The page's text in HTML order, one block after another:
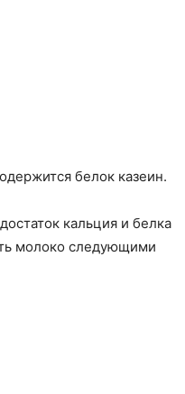
белок казеин.
кальция и белка
молоко следующими